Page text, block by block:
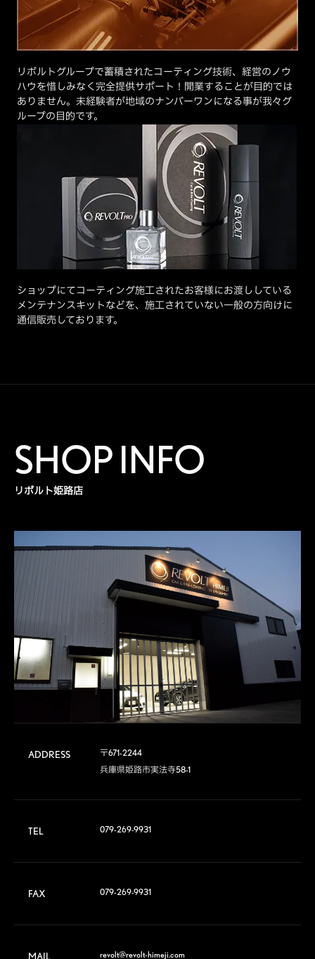
リボルトグループで蓄積されたコーティング技術、経営のノウ
ハウを惜しみなく完全提供サポート！開業することが目的では
ありません。未経験者が地域のナンバーワンになる事が我々グ
ループの目的です。
ショップにてコーティング施工されたお客様にお渡ししている
メンテナンスキットなどを、施工されていない一般の方向けに
通信販売しております。
SHOP INFO
リボルト姫路店
ADDRESS
〒671-2244
兵庫県姫路市実法寺58-1
TEL 079-269-9931
FAX 079-269-9931
MAIL revolt@revolt-himeji.com